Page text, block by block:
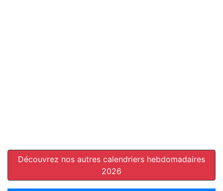
Découvrez nos autres calendriers hebdomadaires
2026